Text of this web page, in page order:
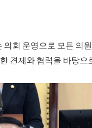
회 운영으로 모든 의
견제와 협력을 바탕으